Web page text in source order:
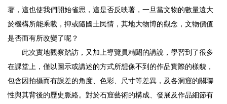
著，這也使我們開始省思，這是否反映著，一旦當文物的數量遠大
於機構所能乘載，抑或隨國土民情，其地大物博的觀念，文物價值
是否而有所改變了呢？
此次實地觀察踏訪，又加上導覽員精闢的講說，學習到了很多
在課堂上，僅以圖示或講述的方式所想像不到的作品實際的樣貌，
包含因拍攝而有誤差的角度、色彩、尺寸等差異，及各洞窟的關聯
性與其背後的歷史脈絡。對於石窟藝術的構成、發展及作品細節有